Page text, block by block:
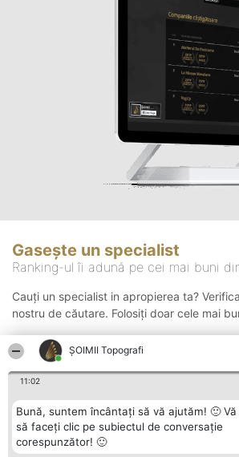
ȘOIMII Topografi
11:02
Bună, suntem încântați să vă ajutăm! 🙂 Vă
să faceți clic pe subiectul de conversație
corespunzător! 🙂
Gasește un specialist
Ranking-ul îi adună pe cei mai buni
Cauți un specialist in apropierea ta?
nostru de căutare. Folosiți doar cele mai